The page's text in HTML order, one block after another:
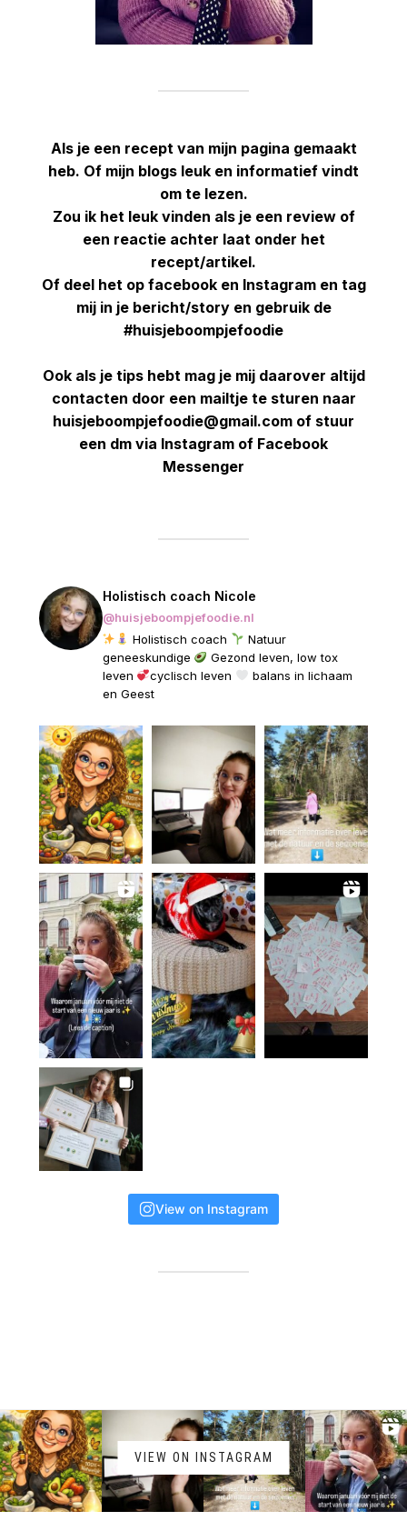
Als je een recept van mijn pagina gemaakt
heb. Of mijn blogs leuk en informatief vindt
om te lezen.
Zou ik het leuk vinden als je een review of
een reactie achter laat onder het
recept/artikel.
Of deel het op facebook en Instagram en tag
mij in je bericht/story en gebruik de
#huisjeboompjefoodie
Ook als je tips hebt mag je mij daarover altijd
contacten door een mailtje te sturen naar
huisjeboompjefoodie@gmail.com of stuur
een dm via Instagram of Facebook
Messenger
Holistisch coach Nicole
@huisjeboompjefoodie.nl
Holistisch coach
Natuur
geneeskundige
Gezond leven, low tox
leven
cyclisch leven
balans in lichaam
en Geest
View on Instagram
VIEW ON INSTAGRAM